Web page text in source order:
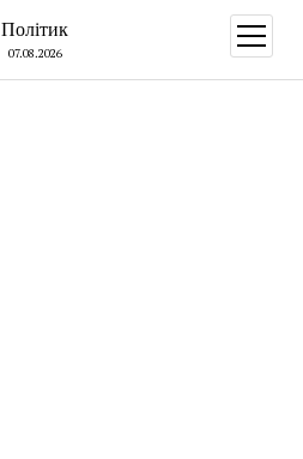
Політик
07.08.2026
open
menu